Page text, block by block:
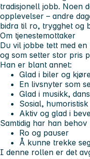
tradisjonell jobb. Noen
opplevelser – andre
bidra til ro, trygghet og
Om tjenestemottaker
Du vil jobbe tett med
og som setter stor pris
Han er blant annet:
Glad i biler og
En livsnyter som
Glad i musikk,
Sosial,
Aktiv og glad i
Samtidig har han behov
Ro og pauser
Å kunne trekke
I denne rollen er det